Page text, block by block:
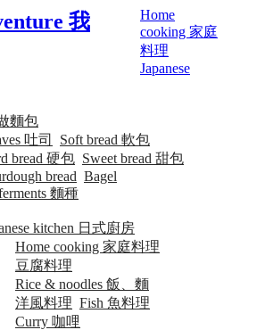
麵包
吐司
Soft bread 軟包
bread 硬包 Sweet bread 甜包
bread Bagel
麵種
kitchen 日式廚房
Home cooking 家庭料理
豆腐料理
Rice & noodles 飯、麵
洋風料理 Fish 魚料理
Curry 咖哩
Home
cooking 家庭
料理
Japanese